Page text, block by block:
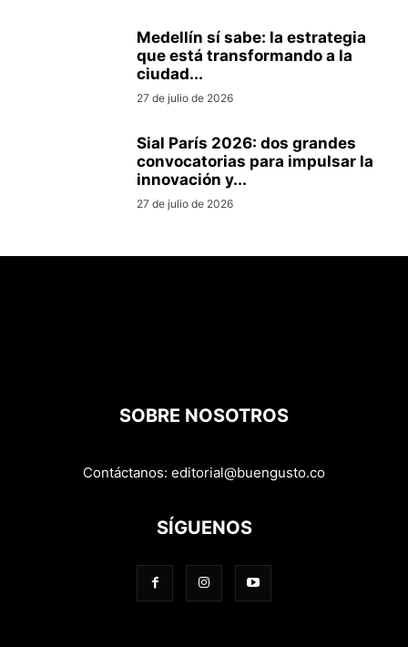
Medellín sí sabe: la estrategia
que está transformando a la
ciudad...
27 de julio de 2026
Sial París 2026: dos grandes
convocatorias para impulsar la
innovación y...
27 de julio de 2026
SOBRE NOSOTROS
Contáctanos: editorial@buengusto.co
SÍGUENOS